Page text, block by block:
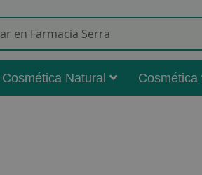
Cosmética Natural Cosmética